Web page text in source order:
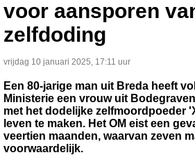
voor aansporen
zelfdoding
vrijdag 10 januari 2025, 17:11 uur
Een 80-jarige man uit Breda heeft
Ministerie een vrouw uit
met het dodelijke zelfmoordpoeder
leven te maken. Het OM eist een
veertien maanden, waarvan zeven
voorwaardelijk.